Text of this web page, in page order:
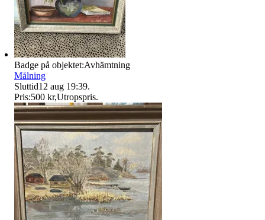
Badge på objektet:Avhämtning
Målning
Sluttid12 aug 19:39.
Pris:500 kr,Utropspris.